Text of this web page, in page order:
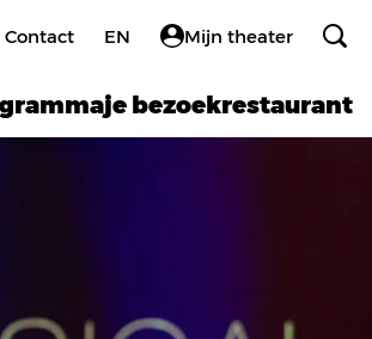
Contact EN Mijn theater
je bezoekrestaurant